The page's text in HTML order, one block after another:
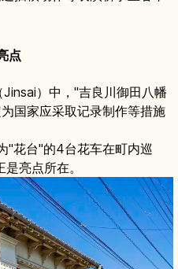
点
）中，"吉良川御田八幡
国家应采取记录制作等措施
"花台"的4台花车在町内巡
亮点所在。